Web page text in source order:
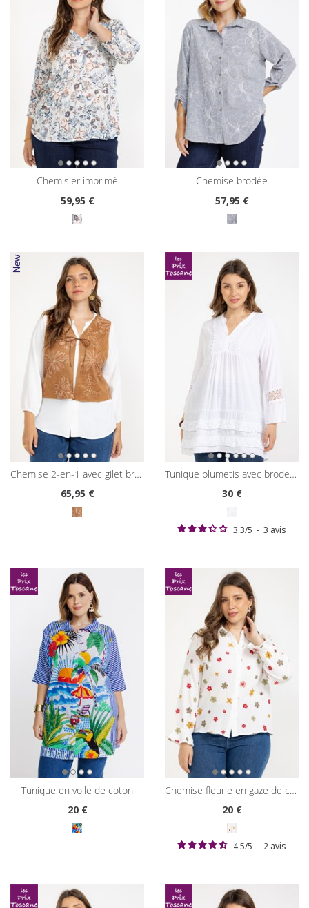
chemisier imprimé
59,95 €
chemise brodée
57,95 €
chemise 2-en-1 avec gilet brodé
65,95 €
tunique plumetis avec broderies
30€
3.3/5 - 3 avis
tunique en voile de coton
20€
chemise fleurie en gaze de coton
20€
4.5/5 - 2 avis